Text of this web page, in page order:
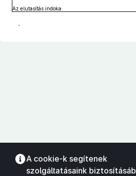
Az elutasítás indoka:
”
A cookie-k segítenek
szolgáltatásaink